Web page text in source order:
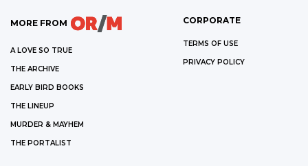
MORE FROM
A LOVE SO TRUE
THE ARCHIVE
EARLY BIRD BOOKS
THE LINEUP
MURDER & MAYHEM
THE PORTALIST
CORPORATE
TERMS OF USE
PRIVACY POLICY